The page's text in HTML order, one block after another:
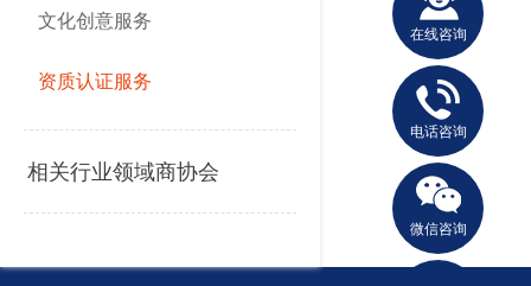
文化创意服务
资质认证服务
相关行业领域商协会
在线咨询
电话咨询
微信咨询